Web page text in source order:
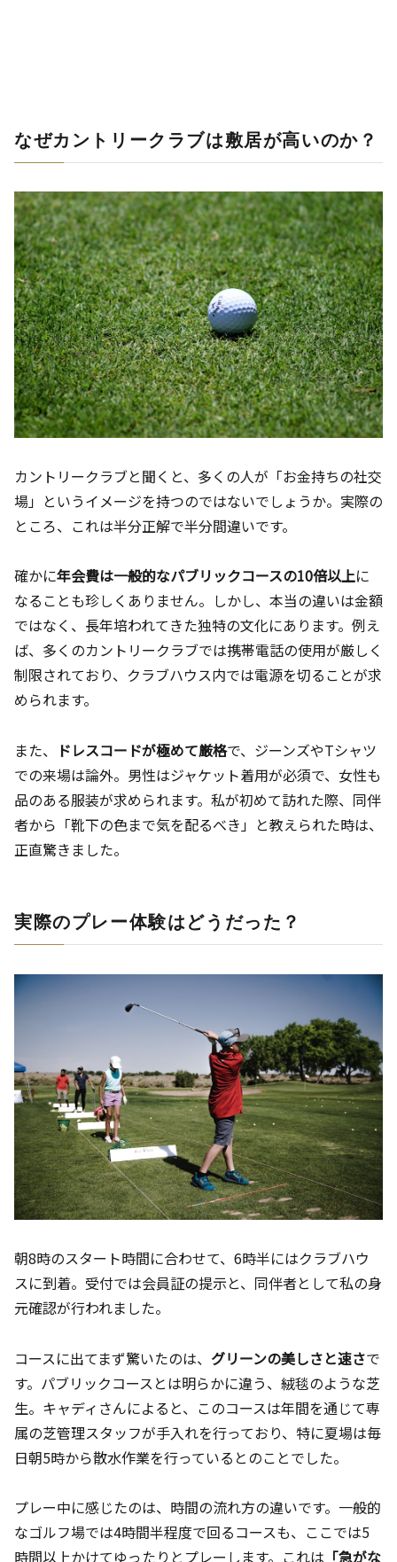
なぜカントリークラブは敷居が高いのか？
カントリークラブと聞くと、多くの人が「お金持ちの社交
場」というイメージを持つのではないでしょうか。実際の
ところ、これは半分正解で半分間違いです。
確かに年会費は一般的なパブリックコースの10倍以上に
なることも珍しくありません。しかし、本当の違いは金額
ではなく、長年培われてきた独特の文化にあります。例え
ば、多くのカントリークラブでは携帯電話の使用が厳しく
制限されており、クラブハウス内では電源を切ることが求
められます。
また、 ドレスコードが極めて厳格で、ジーンズやTシャツ
での来場は論外。男性はジャケット着用が必須で、女性も
品のある服装が求められます。私が初めて訪れた際、同伴
者から「靴下の色まで気を配るべき」と教えられた時は、
正直驚きました。
実際のプレー体験はどうだった？
朝8時のスタート時間に合わせて、6時半にはクラブハウ
スに到着。受付では会員証の提示と、同伴者として私の身
元確認が行われました。
コースに出てまず驚いたのは、 グリーンの美しさと速さで
す。パブリックコースとは明らかに違う、絨毯のような芝
生。キャディさんによると、このコースは年間を通じて専
属の芝管理スタッフが手入れを行っており、特に夏場は毎
日朝5時から散水作業を行っているとのことでした。
プレー中に感じたのは、時間の流れ方の違いです。一般的
なゴルフ場では4時間半程度で回るコースも、ここでは5
時間以上かけてゆったりとプレーします。これは 「急がな